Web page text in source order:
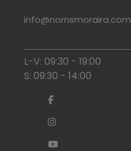
info@nornsmoraira.com
L-V: 09:30 - 19:00
S: 09:30 - 14:00